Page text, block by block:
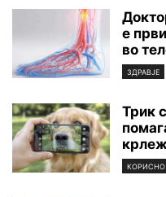
е
во
ЗДРАВЈЕ
Трик
КОРИСНО